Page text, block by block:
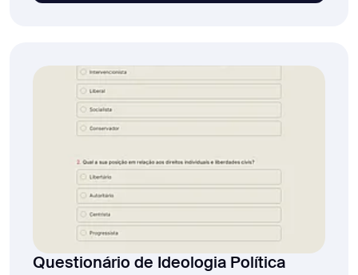
para o serviço.
Questionário de Ideologia Política